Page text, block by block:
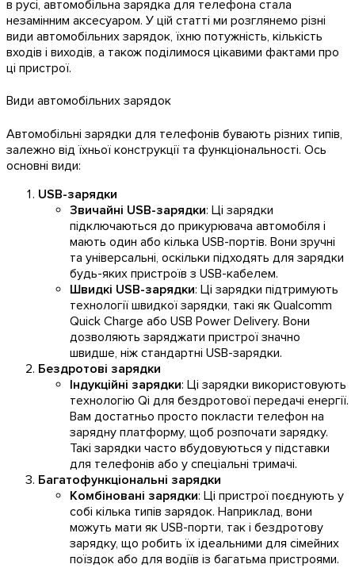
в русі, автомобільна зарядка для телефона стала
незамінним аксесуаром. У цій статті ми розглянемо різні
види автомобільних зарядок, їхню потужність, кількість
входів і виходів, а також поділимося цікавими фактами про
ці пристрої.
Види автомобільних зарядок
Автомобільні зарядки для телефонів бувають різних типів,
залежно від їхньої конструкції та функціональності. Ось
основні види:
USB-зарядки
Звичайні USB-зарядки: Ці зарядки
підключаються до прикурювача автомобіля і
мають один або кілька USB-портів. Вони зручні
та універсальні, оскільки підходять для зарядки
будь-яких пристроїв з USB-кабелем.
Швидкі USB-зарядки: Ці зарядки підтримують
технології швидкої зарядки, такі як Qualcomm
Quick Charge або USB Power Delivery. Вони
дозволяють заряджати пристрої значно
швидше, ніж стандартні USB-зарядки.
Бездротові зарядки
Індукційні зарядки: Ці зарядки використовують
технологію Qi для бездротової передачі енергії.
Вам достатньо просто покласти телефон на
зарядну платформу, щоб розпочати зарядку.
Такі зарядки часто вбудовуються у підставки
для телефонів або у спеціальні тримачі.
Багатофункціональні зарядки
Комбіновані зарядки: Ці пристрої поєднують у
собі кілька типів зарядок. Наприклад, вони
можуть мати як USB-порти, так і бездротову
зарядку, що робить їх ідеальними для сімейних
поїздок або для водіїв із багатьма пристроями.